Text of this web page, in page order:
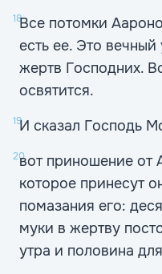
18Все потомки
есть ее. Это
жертв Господних.
освятится.
19И сказал Господь
20вот приношение от
которое принесут
помазания его:
муки в жертву
утра и половина